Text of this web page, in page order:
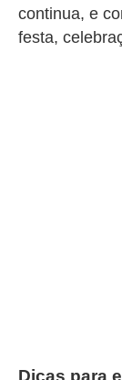
continua, e
festa,
Dicas para